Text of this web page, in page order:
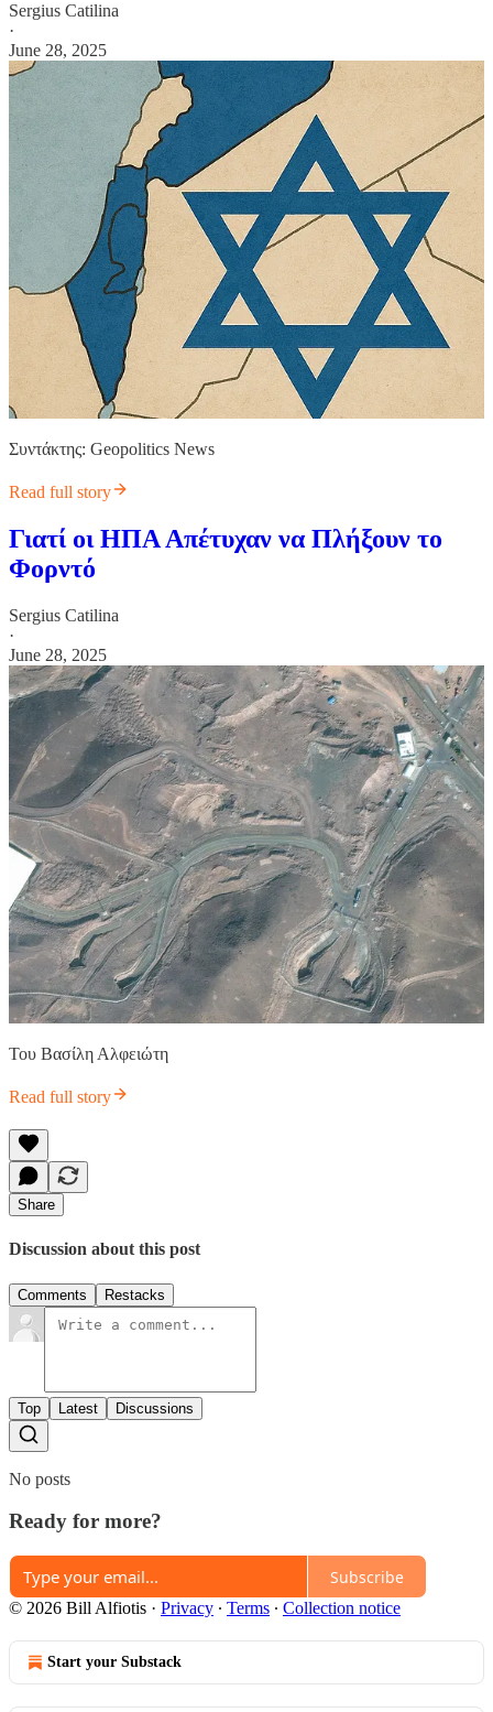
Sergius Catilina
·
June 28, 2025
Συντάκτης: Geopolitics News
Read full story
Γιατί οι ΗΠΑ Απέτυχαν να Πλήξουν το
Φορντό
Sergius Catilina
·
June 28, 2025
Του Βασίλη Αλφειώτη
Read full story
Share
Discussion about this post
Comments Restacks
Top Latest Discussions
No posts
Ready for more?
Subscribe
© 2026 Bill Alfiotis · Privacy ∙ Terms ∙ Collection notice
Start your Substack